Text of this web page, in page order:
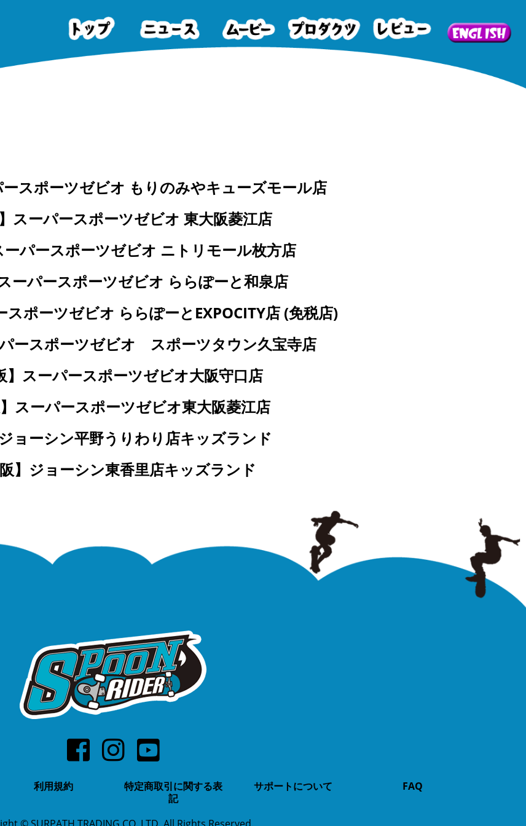
ースポーツゼビオ もりのみやキューズモール店
】スーパースポーツゼビオ 東大阪菱江店
ーパースポーツゼビオ ニトリモール枚方店
スーパースポーツゼビオ ららぽーと和泉店
スポーツゼビオ ららぽーとEXPOCITY店 (免税店)
パースポーツゼビオ スポーツタウン久宝寺店
】スーパースポーツゼビオ大阪守口店
】スーパースポーツゼビオ東大阪菱江店
ジョーシン平野うりわり店キッズランド
阪】ジョーシン東香里店キッズランド
利用規約
特定商取引に関する表
記
サポートについて FAQ